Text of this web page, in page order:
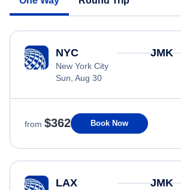
NYC
New York City
Sun, Aug 30
JMK
from $362 Book Now
LAX JMK